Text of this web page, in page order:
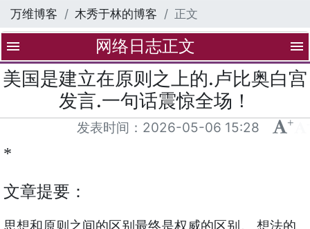
万维博客 木秀于林的博客 正文
menu 网络日志正文 menu
美国是建立在原则之上的.卢比奥白宫
发言.一句话震惊全场！
发表时间： 2026-05-06 15:28 +
*
文章提要：
思想和原则之间的区别最终是权威的区别。 想法的